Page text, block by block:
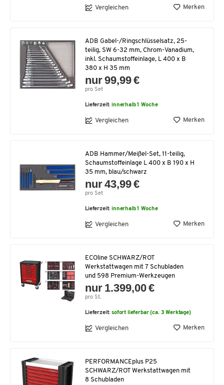
Vergleichen Merken
ADB Gabel-/Ringschlüsselsatz, 25-
teilig, SW 6-32 mm, Chrom-Vanadium,
inkl. Schaumstoffeinlage, L 400 x B
380 x H 35 mm
nur 99,99 €
pro Set
Lieferzeit:innerhalb 1 Woche
Vergleichen Merken
ADB Hammer/Meißel-Set, 11-teilig,
Schaumstoffeinlage L 400 x B 190 x H
35 mm, blau/schwarz
nur 43,99 €
pro Set
Lieferzeit:innerhalb 1 Woche
Vergleichen Merken
ECOline SCHWARZ/ROT
Werkstattwagen mit 7 Schubladen
und 598 Premium-Werkzeugen
nur 1.399,00 €
pro St.
Lieferzeit:sofort lieferbar (ca. 3 Werktage)
Vergleichen Merken
PERFORMANCEplus P25
SCHWARZ/ROT Werkstattwagen mit
8 Schubladen